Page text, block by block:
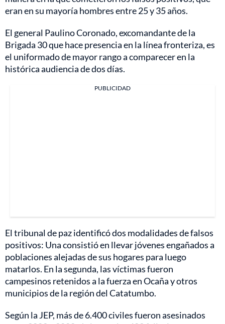
eran en su mayoría hombres entre 25 y 35 años.
El general Paulino Coronado, excomandante de la
Brigada 30 que hace presencia en la línea fronteriza, es
el uniformado de mayor rango a comparecer en la
histórica audiencia de dos días.
PUBLICIDAD
El tribunal de paz identificó dos modalidades de falsos
positivos: Una consistió en llevar jóvenes engañados a
poblaciones alejadas de sus hogares para luego
matarlos. En la segunda, las víctimas fueron
campesinos retenidos a la fuerza en Ocaña y otros
municipios de la región del Catatumbo.
Según la JEP, más de 6.400 civiles fueron asesinados